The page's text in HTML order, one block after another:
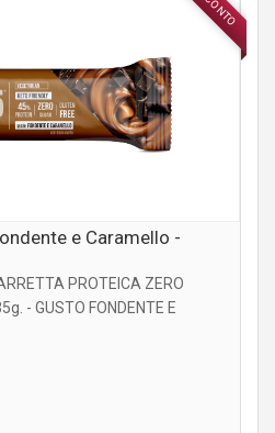
SCONTO
INTEGRATORI
e Caramello -
PROTEICA ZERO
- GUSTO FONDENTE E